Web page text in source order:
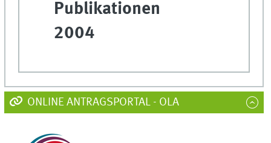
Publikationen
2004
ONLINE ANTRAGSPORTAL - OLA